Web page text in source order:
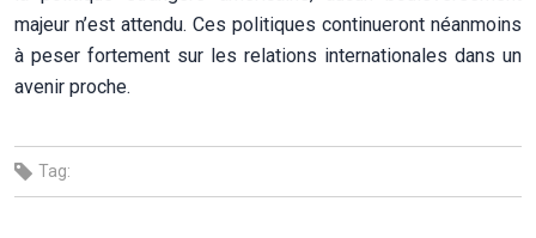
majeur n’est attendu. Ces politiques continueront néanmoins
à peser fortement sur les relations internationales dans un
avenir proche.
Tag: